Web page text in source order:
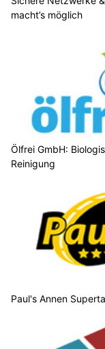
macht’s möglich
Ölfrei GmbH:
Reinigung
Paul's Annen